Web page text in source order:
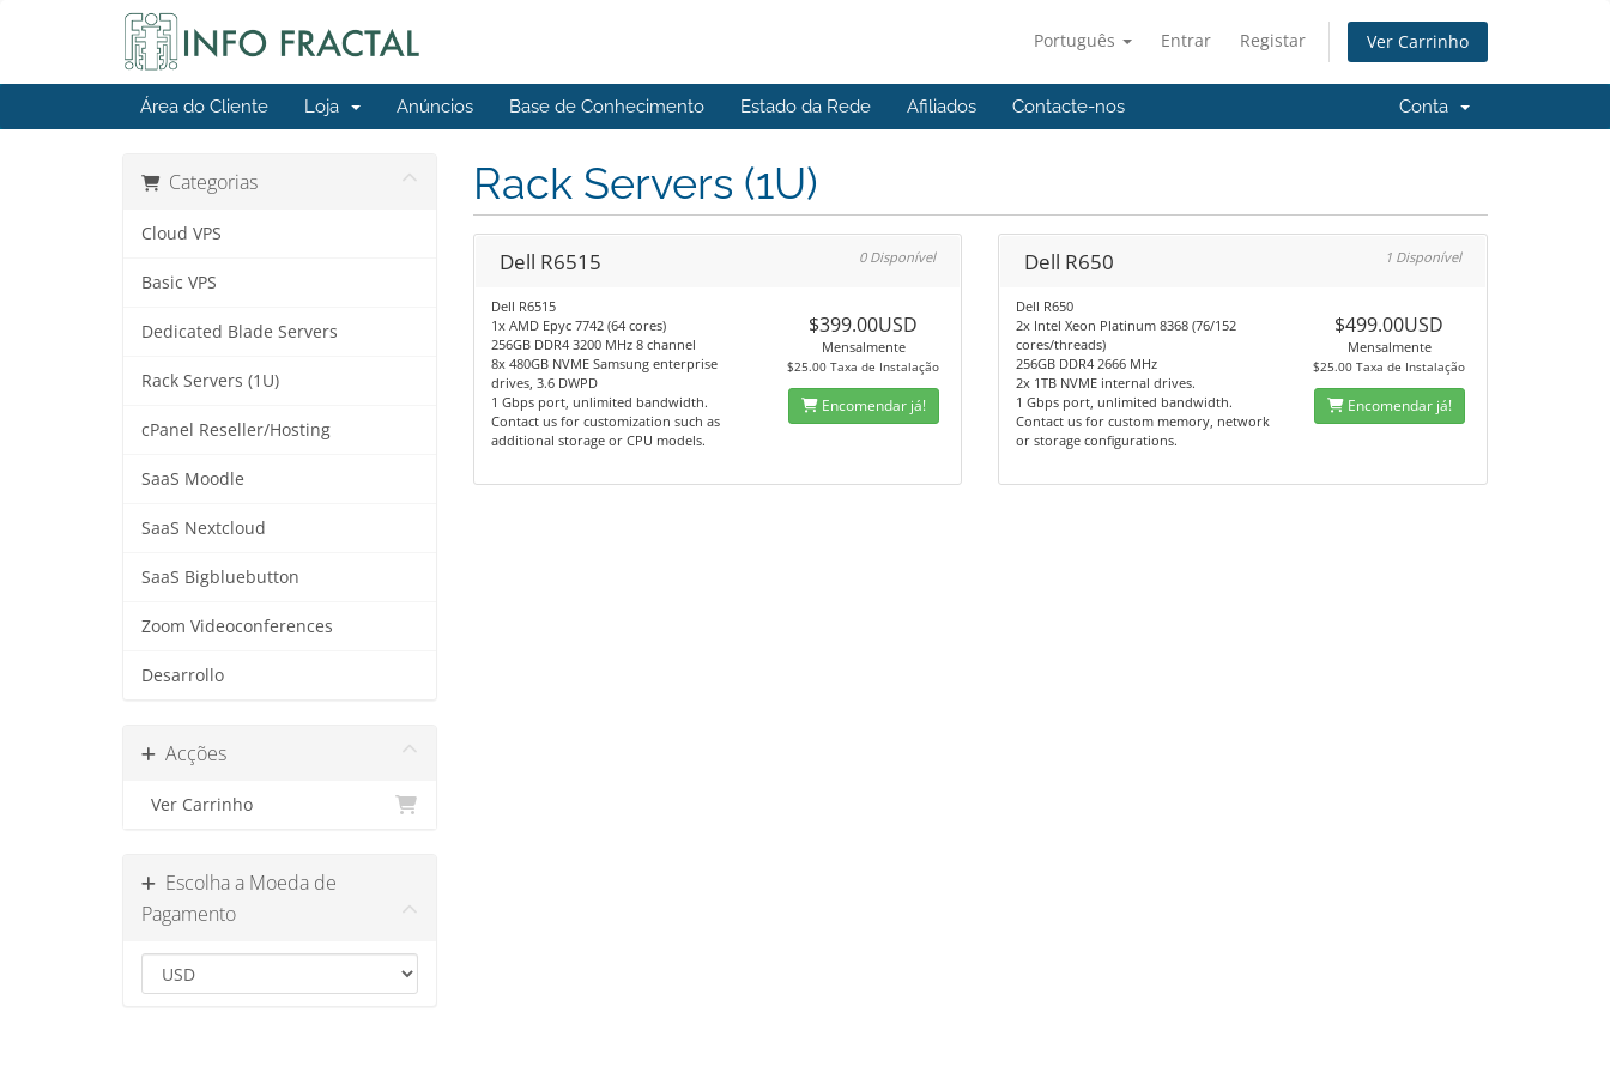
Português Entrar Registar Ver Carrinho
Área do Cliente Loja Anúncios Base de Conhecimento Estado da Rede Afiliados Contacte-nos Conta
Categorias
Cloud VPS
Basic VPS
Dedicated Blade Servers
Rack Servers (1U)
cPanel Reseller/Hosting
SaaS Moodle
SaaS Nextcloud
SaaS Bigbluebutton
Zoom Videoconferences
Desarrollo
Acções
Ver Carrinho
Escolha a Moeda de
Pagamento
Rack Servers (1U)
Dell R6515 0 Disponível
Dell R6515
1x AMD Epyc 7742 (64 cores)
256GB DDR4 3200 MHz 8 channel
8x 480GB NVME Samsung enterprise
drives, 3.6 DWPD
1 Gbps port, unlimited bandwidth.
Contact us for customization such as
additional storage or CPU models.
$399.00USD
Mensalmente
$25.00 Taxa de Instalação
Encomendar já!
Dell R650 1 Disponível
Dell R650
2x Intel Xeon Platinum 8368 (76/152
cores/threads)
256GB DDR4 2666 MHz
2x 1TB NVME internal drives.
1 Gbps port, unlimited bandwidth.
Contact us for custom memory, network
or storage configurations.
$499.00USD
Mensalmente
$25.00 Taxa de Instalação
Encomendar já!